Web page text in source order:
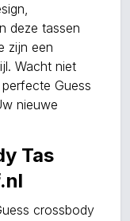
deze tassen
zijn een
Wacht niet
Guess
nieuwe
Tas
crossbody